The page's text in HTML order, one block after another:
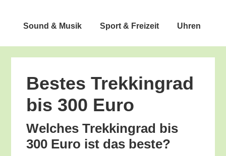
Sound & Musik Sport & Freizeit Uhren
Bes­tes Trek­king­rad
bis 300 Euro
Wel­ches Trek­king­rad bis
300 Euro ist das beste?